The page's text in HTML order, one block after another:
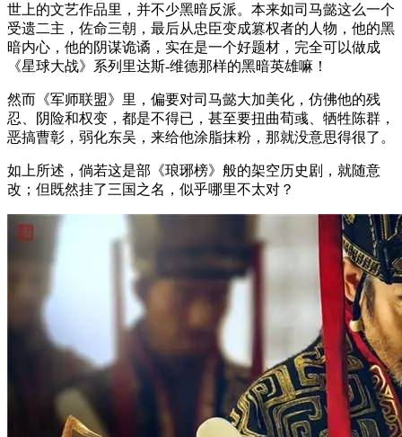
世上的文艺作品里，并不少黑暗反派。本来如司马懿这么一个
受遗二主，佐命三朝，最后从忠臣变成篡权者的人物，他的黑
暗内心，他的阴谋诡谲，实在是一个好题材，完全可以做成
《星球大战》系列里达斯-维德那样的黑暗英雄嘛！
然而《军师联盟》里，偏要对司马懿大加美化，仿佛他的残
忍、阴险和权变，都是不得已，甚至要扭曲荀彧、牺牲陈群，
恶搞曹彰，弱化东吴，来给他涂脂抹粉，那就没意思得很了。
如上所述，倘若这是部《琅琊榜》般的架空历史剧，就随意
改；但既然挂了三国之名，似乎哪里不太对？